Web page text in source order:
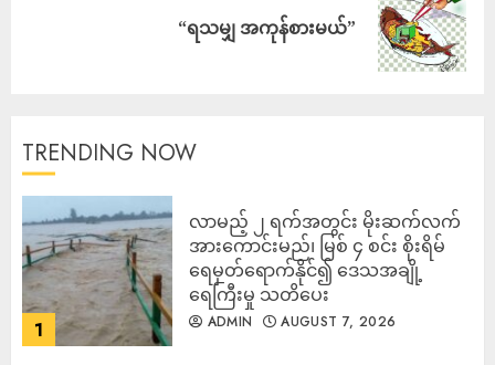
“ရသမျှ အကုန်စားမယ်”
TRENDING NOW
1
လာမည့် ၂ ရက်အတွင်း မိုးဆက်လက်
အားကောင်းမည်၊ မြစ် ၄ စင်း စိုးရိမ်
ရေမှတ်ရောက်နိုင်၍ ဒေသအချို့
ရေကြီးမှု သတိပေး
ADMIN AUGUST 7, 2026